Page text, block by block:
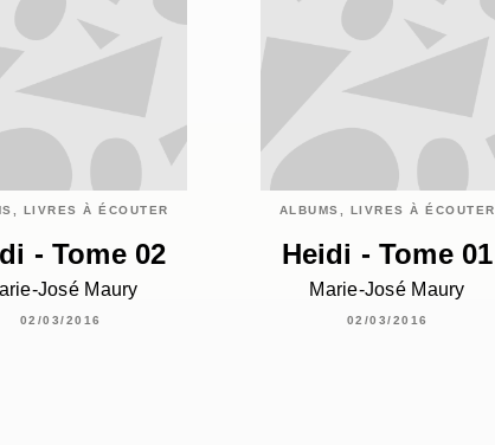
LIVRES À ÉCOUTER
- Tome 02
José Maury
02/03/2016
ALBUMS, LIVRES À ÉCOUTER
Heidi - Tome 01
Marie-José Maury
02/03/2016